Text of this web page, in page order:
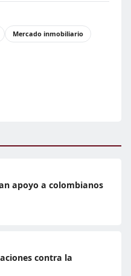
Mercado inmobiliario
apoyo a colombianos
contra la